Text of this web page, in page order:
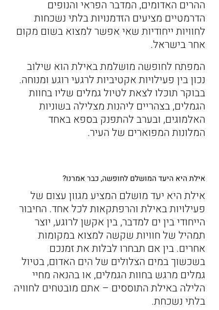
ההרים האדומים, המדבר הפראי והנופים
הדרמטיים מציעים הזדמנויות בלתי נשכחות
לחוויות ייחודיות שאי אפשר למצוא בשום מקום
אחר בישראל.
המפתח לחופשה מושלמת באילת הוא שילוב
נכון בין פעילויות אקטיביות לרגעי רוגע ומנוחה.
בבוקר תוכלו לצאת לטיול גמלים שליו בחוות
הגמלים, בצהריים ליהנות מצלילה בשוניות
האלמוגים, ובערב להתפנק בספא באחד
המלונות המפוארים של העיר.
אילת היא היעד המושלם לחופשה, כבר אמרנו?
אילת היא יעד מושלם המציע מגוון עצום של
פעילויות באילת והרפתקאות לכל אחד. החיבור
הייחודי בין ים למדבר, בין אקשן לרוגע, יוצר
תמהיל של חוויות שקשה למצוא במקומות
אחרים. בין אם תבחרו לבלות את זמנכם
בשכשוך במים הצלולים של הים האדום, בטיול
גמלים מרגש בחוות הגמלים, או בהנאה מחיי
הלילה באילת התוססים – אתם מובטחים לחוויה
בלתי נשכחת.